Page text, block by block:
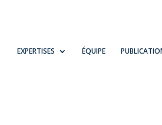
EXPERTISES ÉQUIPE